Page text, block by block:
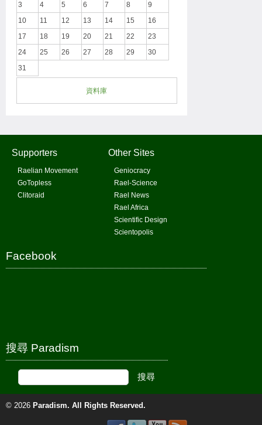
3
4 5 6 7 8
9
10
11 12 13 14 15
16
17
18 19 20 21 22
23
24
25 26 27 28 29
30
31
資料庫
Supporters
Raelian Movement
GoTopless
Clitoraid
Other Sites
Geniocracy
Rael-Science
Rael News
Rael Africa
Scientific Design
Scientopolis
Facebook
搜尋 Paradism
© 2026 Paradism. All Rights Reserved.